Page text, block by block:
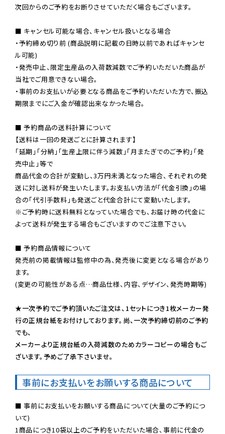
次回からのご予約をお断りさせていただく場合もございます。
■ キャンセル可能な場合、キャンセル扱いとなる場合
・予約締め切り前 (商品説明に記載の日時以前であればキャンセ
ル可能)
・発売中止、限定生産品の入荷数減数でご予約いただいた商品が
当社でご用意できない場合。
・事前のお支払いが必要となる商品をご予約いただいた方で、振込
期限までにご入金が確認出来なかった場合。
■ 予約商品の送料計算について
【送料は一回の発送ごとに計算されます】
「延期」「分納」「生産上限に伴う減数」「月またぎでのご予約」「発
売中止」等で
商品代金の合計が変動し、3万円未満となった場合、それぞれの発
送に対し送料が発生いたします。お支払い方法が「代金引換」の場
※ご予約時に送料無料となっていた場合でも、お届け時の代金に
よって送料が発生する場合もございますのでご注意下さい。
■ 予約商品情報について
発売前の掲載情報は監修中の為、発売後に変更となる場合があり
ます。
(変更の可能性がある点…商品仕様、内容、デザイン、発売時期等)
★一次予約でご予約頂いたご注文は、1セットにつき1枚メーカー発
行の正規台紙をお付けしております。尚、一次予約締切前のご予約
でも、
メーカーより正規台紙の入荷減数のためカラーコピーの場合もご
ざいます。予めご了承下さいませ。
事前にお支払いをお願いする商品について
■ 事前にお支払いをお願いする商品について(大量のご予約につ
いて)
1商品につき10袋以上のご予約をいただいた場合、事前に代金の